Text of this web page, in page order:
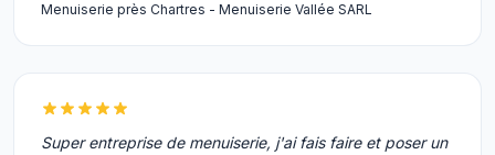
Menuiserie près Chartres - Menuiserie Vallée SARL
Super entreprise de menuiserie, j'ai fais faire et poser un